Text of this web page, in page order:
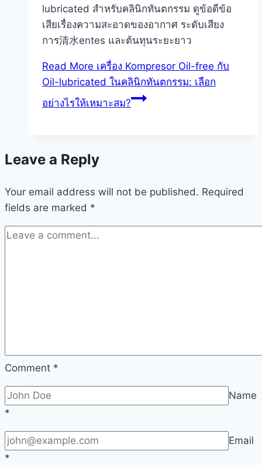
lubricated สำหรับคลินิกทันตกรรม ดูข้อดีข้อ
เสียเรื่องความสะอาดของอากาศ ระดับเสียง
การ清水entes และต้นทุนระยะยาว
Read More เครื่อง Kompresor Oil-free กับ
Oil-lubricated ในคลินิกทันตกรรม: เลือก
อย่างไรให้เหมาะสม?
Leave a Reply
Your email address will not be published. Required
fields are marked *
Comment *
Name
*
Email
*